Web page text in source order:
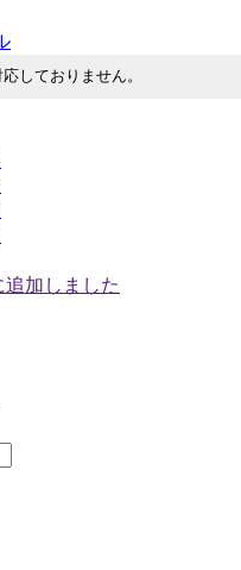
しておりません。